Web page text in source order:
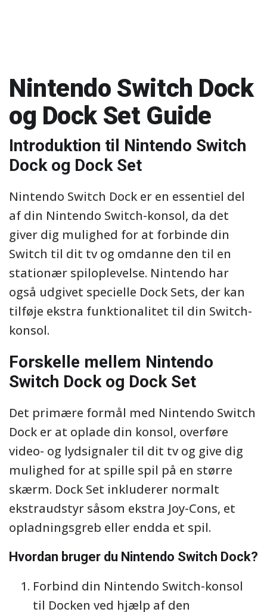
Nintendo Switch Dock
og Dock Set Guide
Introduktion til Nintendo Switch
Dock og Dock Set
Nintendo Switch Dock er en essentiel del
af din Nintendo Switch-konsol, da det
giver dig mulighed for at forbinde din
Switch til dit tv og omdanne den til en
stationær spiloplevelse. Nintendo har
også udgivet specielle Dock Sets, der kan
tilføje ekstra funktionalitet til din Switch-
konsol.
Forskelle mellem Nintendo
Switch Dock og Dock Set
Det primære formål med Nintendo Switch
Dock er at oplade din konsol, overføre
video- og lydsignaler til dit tv og give dig
mulighed for at spille spil på en større
skærm. Dock Set inkluderer normalt
ekstraudstyr såsom ekstra Joy-Cons, et
opladningsgreb eller endda et spil.
Hvordan bruger du Nintendo Switch Dock?
Forbind din Nintendo Switch-konsol
til Docken ved hjælp af den